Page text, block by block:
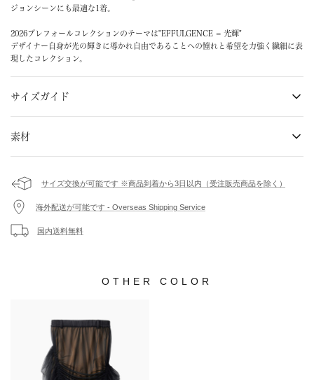
ジョンシーンにも最適な1着。
2026プレフォールコレクションのテーマは"EFFULGENCE = 光輝"
デザイナー自身が光の輝きに導かれ自由であることへの憧れと希望を力強く繊細に表
現したコレクション。
サイズガイド
総丈
素材
ポリエステル100% / 紐 : ポリエステル100%
・液温は40℃を限度とし、手洗いができる
・塩素系及び酸素系漂白剤の使用禁止
・タンブル乾燥禁止
・日陰のつり干しがよい
・弱い操作によるウエットクリーニングができる
サイズ交換が可能です ※商品到着から3日以内（受注販売商品を除く）
海外配送が可能です - Overseas Shipping Service
国内送料無料
OTHER COLOR